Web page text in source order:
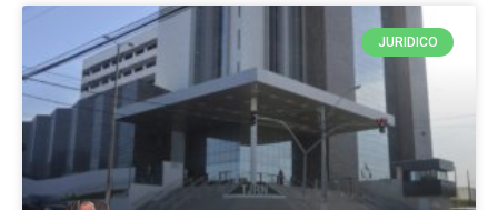
JURIDICO